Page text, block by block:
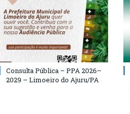
Consulta Pública – PPA 2026–
2029 – Limoeiro do Ajuru/PA